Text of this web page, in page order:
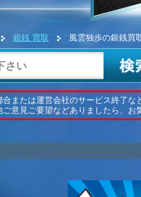
銀銭 買取 風雲独歩の銀銭買
または運営会社のサービス終了
意見ご要望などありましたら、お